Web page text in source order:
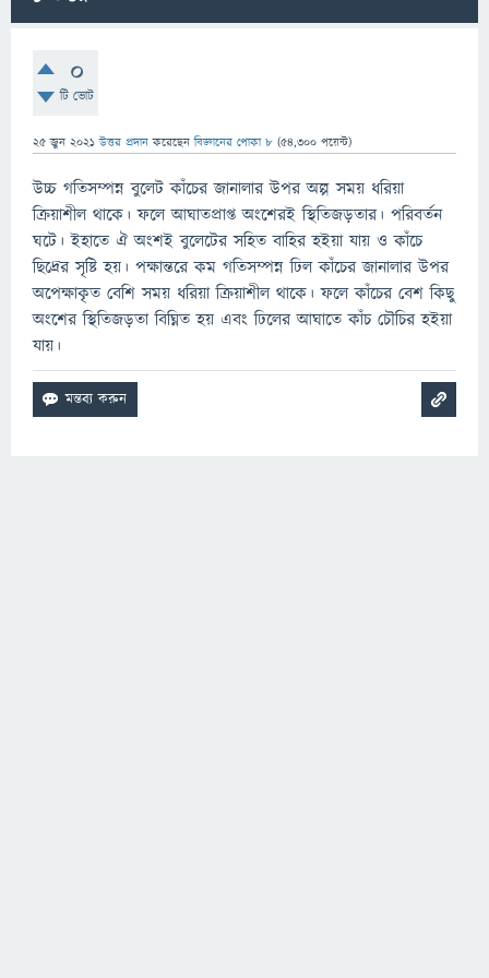
0
টি ভোট
25 জুন 2021 উত্তর প্রদান করেছেনবিজ্ঞানের পোকা ৮ (54,300 পয়েন্ট)
উচ্চ গতিসম্পন্ন বুলেট কাঁচের জানালার উপর অল্প সময় ধরিয়া
ক্রিয়াশীল থাকে। ফলে আঘাতপ্রাপ্ত অংশেরই স্থিতিজড়তার। পরিবর্তন
ঘটে। ইহাতে ঐ অংশই বুলেটের সহিত বাহির হইয়া যায় ও কাঁচে
ছিদ্রের সৃষ্টি হয়। পক্ষান্তরে কম গতিসম্পন্ন ঢিল কাঁচের জানালার উপর
অপেক্ষাকৃত বেশি সময় ধরিয়া ক্রিয়াশীল থাকে। ফলে কাঁচের বেশ কিছু
অংশের স্থিতিজড়তা বিঘ্নিত হয় এবং ঢিলের আঘাতে কাঁচ চৌচির হইয়া
যায়।